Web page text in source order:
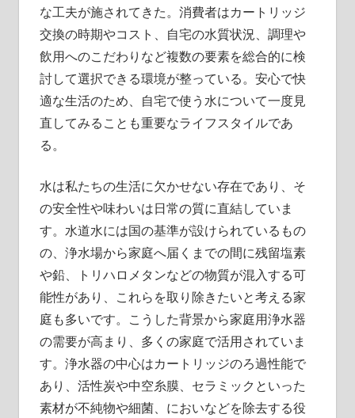
な工夫が施されてきた。消費者はカートリッジ
交換の時期やコスト、自宅の水質状況、調理や
飲用へのこだわりなど複数の要素を総合的に検
討して選択できる環境が整っている。安心で快
適な生活のため、自宅で使う水について一度見
直してみることも重要なライフスタイルであ
る。
水は私たちの生活に欠かせない存在であり、そ
の安全性や味わいは日常の質に直結していま
す。水道水には国の基準が設けられているもの
の、浄水場から家庭へ届くまでの間に残留塩素
や鉛、トリハロメタンなどの物質が混入する可
能性があり、これらを取り除きたいと考える家
庭も多いです。こうした背景から家庭用浄水器
の需要が高まり、多くの家庭で活用されていま
す。浄水器の中心はカートリッジのろ過性能で
あり、活性炭や中空糸膜、セラミックといった
素材が不純物や細菌、においなどを除去する役